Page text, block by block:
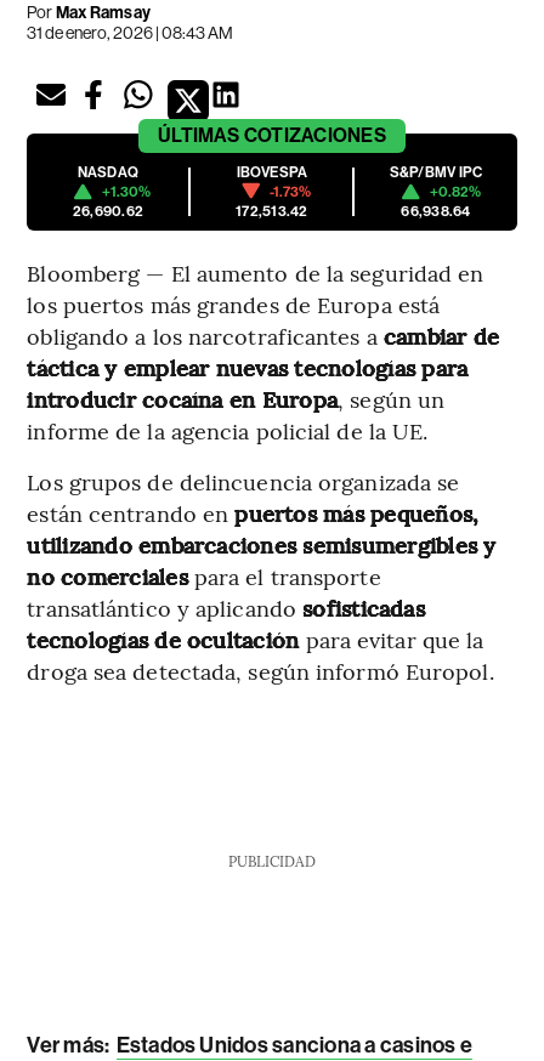
PorMax Ramsay
31 de enero, 2026 | 08:43 AM
ÚLTIMAS COTIZACIONES
NASDAQ
+1.30%
26,690.62
IBOVESPA
-1.73%
172,513.42
S&P/BMV IPC
+0.82%
66,938.64
Bloomberg — El aumento de la seguridad en
los puertos más grandes de Europa está
obligando a los narcotraficantes a cambiar de
táctica y emplear nuevas tecnologías para
introducir cocaína en Europa, según un
informe de la agencia policial de la UE.
Los grupos de delincuencia organizada se
están centrando enpuertos más pequeños,
utilizando embarcaciones semisumergibles y
no comercialespara el transporte
transatlántico y aplicandosofisticadas
tecnologías de ocultaciónpara evitar que la
droga sea detectada, según informó Europol.
PUBLICIDAD
Ver más: Estados Unidos sanciona a casinos e